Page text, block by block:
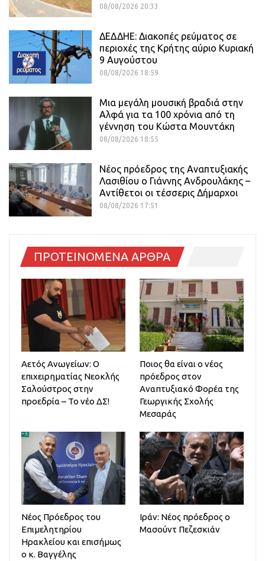
08/08/2026 20:33
ΔΕΔΔΗΕ: Διακοπές ρεύματος σε
περιοχές της Κρήτης αύριο Κυριακή
9 Αυγούστου
08/08/2026 18:59
Μια μεγάλη μουσική βραδιά στην
Αλφά για τα 100 χρόνια από τη
γέννηση του Κώστα Μουντάκη
08/08/2026 18:55
Νέος πρόεδρος της Αναπτυξιακής
Λασιθίου ο Γιάννης Ανδρουλάκης –
Αντίθετοι οι τέσσερις Δήμαρχοι
08/08/2026 17:51
ΠΡΟΤΕΙΝΟΜΕΝΑ ΑΡΘΡΑ
Αετός Ανωγείων: Ο
επιχειρηματίας Νεοκλής
Σαλούστρος στην
προεδρία – Το νέο ΔΣ!
Ποιος θα είναι ο νέος
πρόεδρος στον
Αναπτυξιακό Φορέα της
Γεωργικής Σχολής
Μεσαράς
Νέος Πρόεδρος του
Επιμελητηρίου
Ηρακλείου και επισήμως
ο κ. Βαγγέλης
Ιράν: Νέος πρόεδρος ο
Μασούντ Πεζεσκιάν